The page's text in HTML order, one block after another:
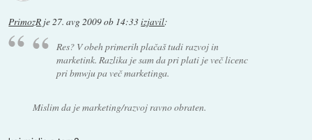
PrimozR je 27. avg 2009 ob 14:33izjavil:
Res? V obeh primerih plačaš tudi razvoj in
marketink. Razlika je sam da pri plati je več licenc
pri bmwju pa več marketinga.
Mislim da je marketing/razvoj ravno obraten.